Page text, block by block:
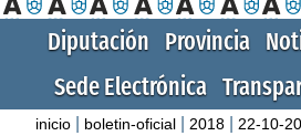
Diputación Provincia
Sede Electrónica
inicio boletin-oficial 2018 22-10-